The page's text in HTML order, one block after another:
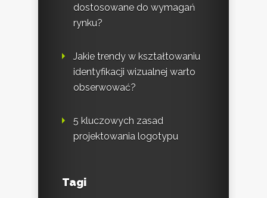
dostosowane do wymagań
rynku?
Jakie trendy w kształtowaniu
identyfikacji wizualnej warto
obserwować?
5 kluczowych zasad
projektowania logotypu
Tagi